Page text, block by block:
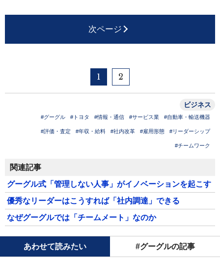
次ページ
1 2
ビジネス
#グーグル #トヨタ #情報・通信 #サービス業 #自動車・輸送機器
#評価・査定 #年収・給料 #社内改革 #雇用形態 #リーダーシップ
#チームワーク
関連記事
グーグル式「管理しない人事」がイノベーションを起こす
優秀なリーダーはこうすれば「社内調達」できる
なぜグーグルでは「チームメート」なのか
あわせて読みたい #グーグルの記事